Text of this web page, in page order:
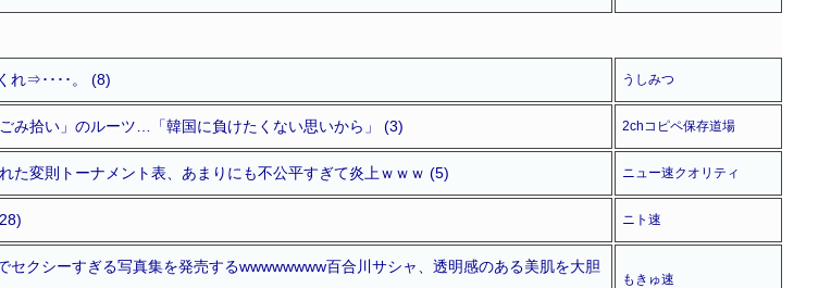
れ⇒････。 (8) うしみつ
み拾い」のルーツ…「韓国に負けたくない思いから」 (3) 2chコピペ保存道場
た変則トーナメント表、あまりにも不公平すぎて炎上ｗｗｗ (5) ニュー速クオリティ
ニト速
セクシーすぎる写真集を発売するwwwwwwww百合川サシャ、透明感のある美肌を大胆
もきゅ速